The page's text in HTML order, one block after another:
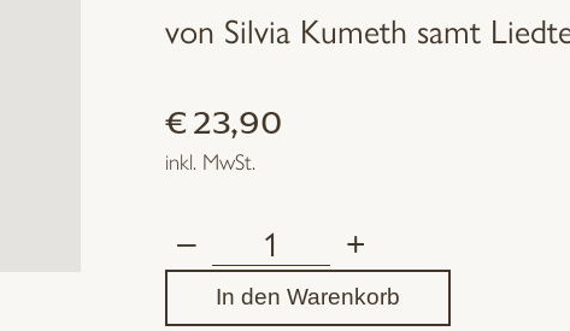
von Silvia Kumeth samt
€23,90
inkl. MwSt.
–
Rucksack-
Lieder
+
In den Warenkorb